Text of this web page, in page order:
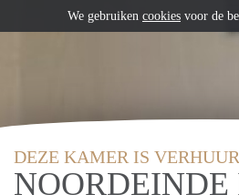
DEZE KAMER IS
We gebruiken cookies voor de